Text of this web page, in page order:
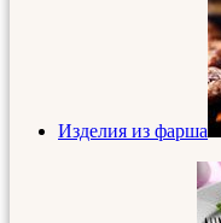
Изделия из фарша